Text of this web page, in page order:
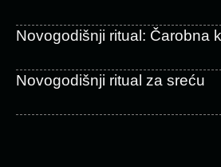
Novogodišnji ritual: Čarobna
Novogodišnji ritual za sreću